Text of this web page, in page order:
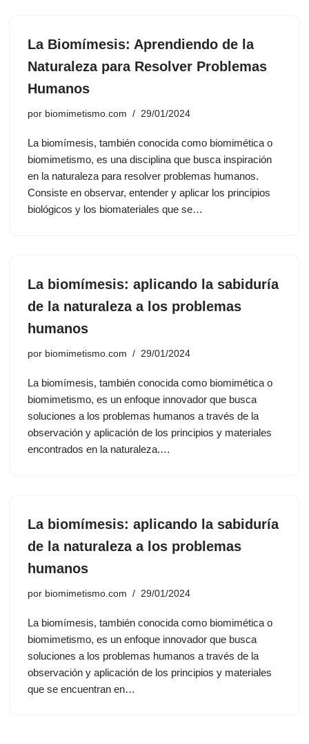
La Biomímesis: Aprendiendo de la
Naturaleza para Resolver Problemas
Humanos
por biomimetismo.com 29/01/2024
La biomímesis, también conocida como biomimética o
biomimetismo, es una disciplina que busca inspiración
en la naturaleza para resolver problemas humanos.
Consiste en observar, entender y aplicar los principios
biológicos y los biomateriales que se…
La biomímesis: aplicando la sabiduría
de la naturaleza a los problemas
humanos
por biomimetismo.com 29/01/2024
La biomímesis, también conocida como biomimética o
biomimetismo, es un enfoque innovador que busca
soluciones a los problemas humanos a través de la
observación y aplicación de los principios y materiales
encontrados en la naturaleza.…
La biomímesis: aplicando la sabiduría
de la naturaleza a los problemas
humanos
por biomimetismo.com 29/01/2024
La biomímesis, también conocida como biomimética o
biomimetismo, es un enfoque innovador que busca
soluciones a los problemas humanos a través de la
observación y aplicación de los principios y materiales
que se encuentran en…